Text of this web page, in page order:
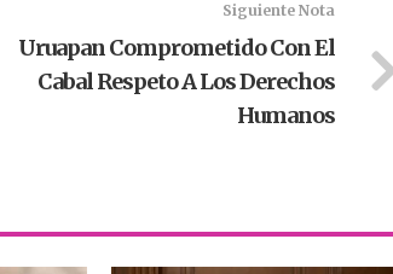
Siguiente Nota
Uruapan Comprometido Con El
Cabal Respeto A Los Derechos
Humanos